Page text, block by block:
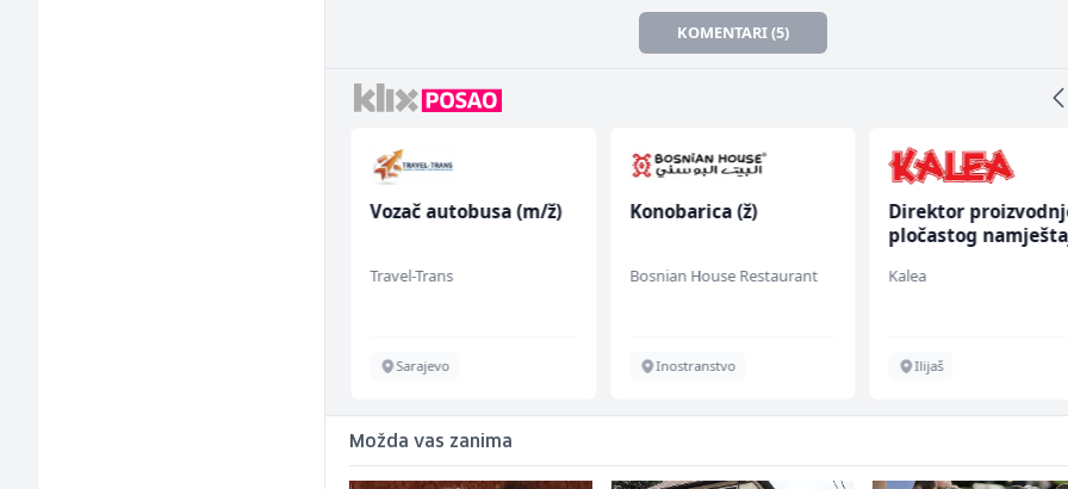
KOMENTARI (5)
Vozač autobusa (m/ž)
Travel-Trans
Sarajevo
Konobarica (ž)
Bosnian House Restaurant
Inostranstvo
Direktor
pločastog
Kalea
Ilijaš
Možda vas zanima